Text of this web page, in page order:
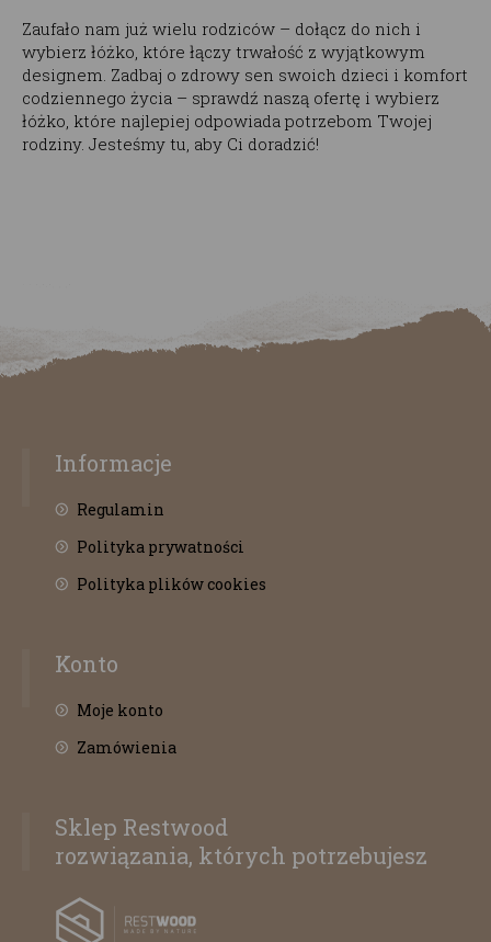
Zaufało nam już wielu rodziców – dołącz do nich i
wybierz łóżko, które łączy trwałość z wyjątkowym
designem. Zadbaj o zdrowy sen swoich dzieci i komfort
codziennego życia – sprawdź naszą ofertę i wybierz
łóżko, które najlepiej odpowiada potrzebom Twojej
rodziny. Jesteśmy tu, aby Ci doradzić!
Informacje
Regulamin
Polityka prywatności
Polityka plików cookies
Konto
Moje konto
Zamówienia
Sklep Restwood
rozwiązania, których potrzebujesz